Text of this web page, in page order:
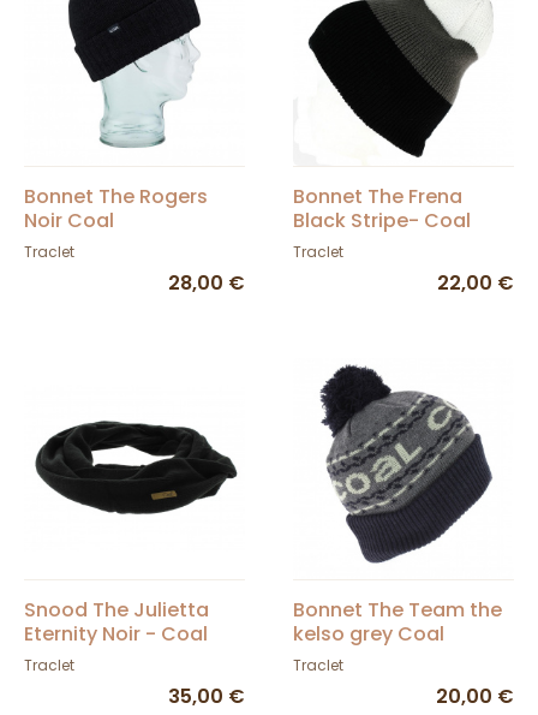
Bonnet The Rogers
Noir Coal
Traclet
28,00 €
Bonnet The Frena
Black Stripe- Coal
Traclet
22,00 €
Snood The Julietta
Eternity Noir - Coal
Traclet
35,00 €
Bonnet The Team the
kelso grey Coal
Traclet
20,00 €